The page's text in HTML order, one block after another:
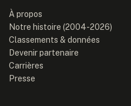
À propos
Notre histoire (2004-2026)
Classements & données
Devenir partenaire
Carrières
Presse